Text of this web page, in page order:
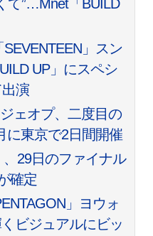
て”…Mnet「BUILD
」スン
UP」にスペシ
演
ェオプ、二度目の
に東京で2日間開催
、29日のファイナル
確定
」ヨウォ
ビジュアルにビッ